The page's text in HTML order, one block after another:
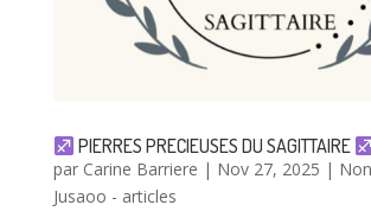
PIERRES PRECIEUSES DU SAGITTAIRE
par Carine Barriere | Nov 27, 2025 |
Jusaoo - articles